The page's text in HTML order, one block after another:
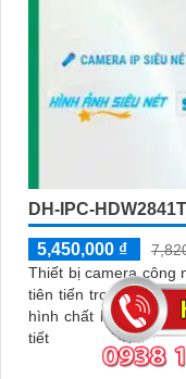
DH-IPC-
5,450,000 ₫
Thiết bị camera công
tiên tiến trong lĩnh vực an ninh và
hình chất lượng cao
tiết